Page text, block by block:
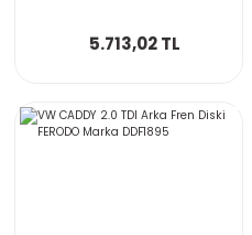
5.713,02 TL